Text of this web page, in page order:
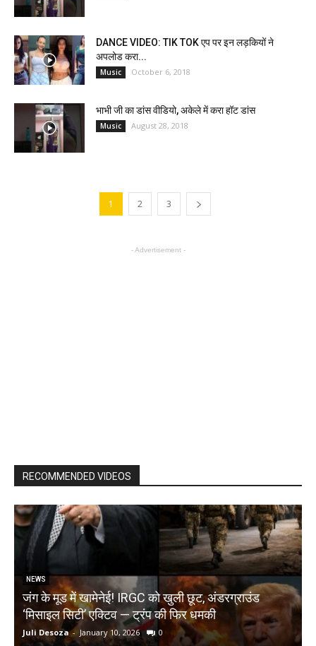
DANCE VIDEO: TIK TOK एप पर इन लड़कियों ने
अपलोड करा...
Music October 6, 2018
भाभी जी का डांस वीडियो, अकेले में करा हॉट डांस
Music August 28, 2018
1 2 3
- Advertisement -
RECOMMENDED VIDEOS
NEWS
जंग के मूड में खामेनेई! IRGC को खुली छूट, अंडरग्राउंड
‘मिसाइल सिटी’ एक्टिव — ट्रंप की फिर धमकी
Juli Desoza - January 10, 2026 0